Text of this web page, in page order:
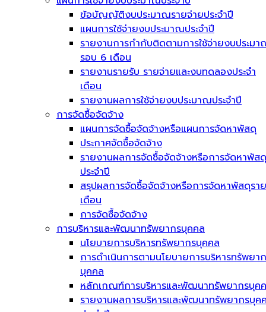
ข้อบัญญัติงบประมาณรายจ่ายประจำปี
แผนการใช้จ่ายงบประมาณประจำปี
รายงานการกำกับติดตามการใช้จ่ายงบประม
รอบ 6 เดือน
รายงานรายรับ รายจ่ายและงบทดลองประจำ
เดือน
รายงานผลการใช้จ่ายงบประมาณประจำปี
การจัดซื้อจัดจ้าง
แผนการจัดซื้อจัดจ้างหรือแผนการจัดหาพัสดุ
ประกาศจัดซื้อจัดจ้าง
รายงานผลการจัดซื้อจัดจ้างหรือการจัดหาพัสดุ
ประจำปี
สรุปผลการจัดซื้อจัดจ้างหรือการจัดหาพัสดุราย
เดือน
การจัดซื้อจัดจ้าง
การบริหารและพัฒนาทรัพยากรบุคคล
นโยบายการบริหารทรัพยากรบุคคล
การดำเนินการตามนโยบายการบริหารทรัพยา
บุคคล
หลักเกณฑ์การบริหารและพัฒนาทรัพยากรบุค
รายงานผลการบริหารและพัฒนาทรัพยากรบุค